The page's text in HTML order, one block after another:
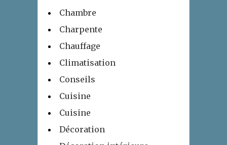
Chambre
Charpente
Chauffage
Climatisation
Conseils
Cuisine
Cuisine
Décoration